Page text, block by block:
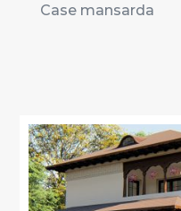
Case mansarda